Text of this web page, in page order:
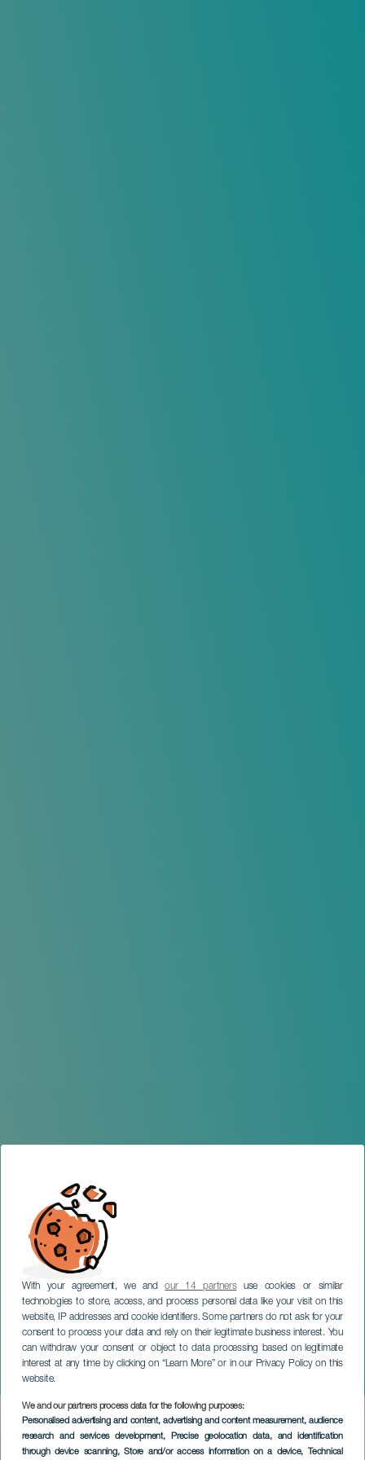
With your agreement, we andour 14 partnersuse cookies or similar
technologies to store, access, and process personal data like your visit on this
website, IP addresses and cookie identifiers. Some partners do not ask for your
consent to process your data and rely on their legitimate business interest. You
can withdraw your consent or object to data processing based on legitimate
interest at any time by clicking on “Learn More” or in our Privacy Policy on this
website.
We and our partners process data for the following purposes:
Personalised advertising and content, advertising and content measurement, audience
research and services development, Precise geolocation data, and identification
through device scanning, Store and/or access information on a device, Technical
Ricardo Alonso en
concierto
TENERIFE
Imagen
Listado